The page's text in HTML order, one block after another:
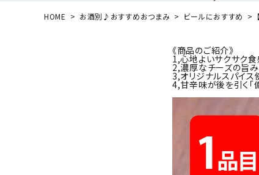
ログイン 会員登録
HOME お酒別♪おすすめおつまみ ビールにおすすめ
《商品のご紹介》
1,心地よいサクサク食
2,濃厚なチーズの旨み
3,オリジナルスパイス
4,甘辛味が後を引く「